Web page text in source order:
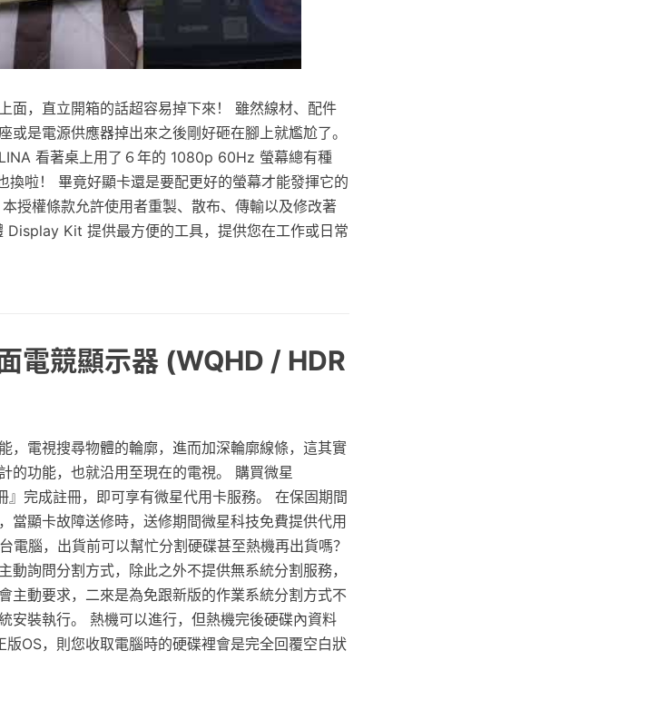
面，直立開箱的話超容易掉下來！ 雖然線材、配件
是電源供應器掉出來之後剛好砸在腳上就尷尬了。
看著桌上用了６年的 1080p 60Hz 螢幕總有種
換啦！ 畢竟好顯卡還是要配更好的螢幕才能發揮它的
授權條款允許使用者重製、散布、傳輸以及修改著
Kit 提供最方便的工具，提供您在工作或日常
電競顯示器 (WQHD / HDR
，電視搜尋物體的輪廓，進而加深輪廓線條，這其實
的功能，也就沿用至現在的電視。 購買微星
完成註冊，即可享有微星代用卡服務。 在保固期間
當顯卡故障送修時，送修期間微星科技免費提供代用
腦，出貨前可以幫忙分割硬碟甚至熱機再出貨嗎？
詢問分割方式，除此之外不提供無系統分割服務，
主動要求，二來是為免跟新版的作業系統分割方式不
安裝執行。 熱機可以進行，但熱機完後硬碟內資料
OS，則您收取電腦時的硬碟裡會是完全回覆空白狀